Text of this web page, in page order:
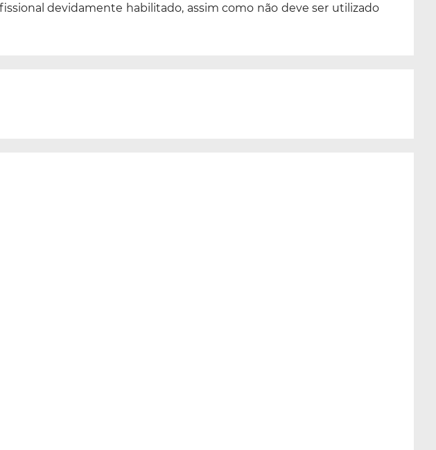
devidamente habilitado, assim como não deve ser utilizado